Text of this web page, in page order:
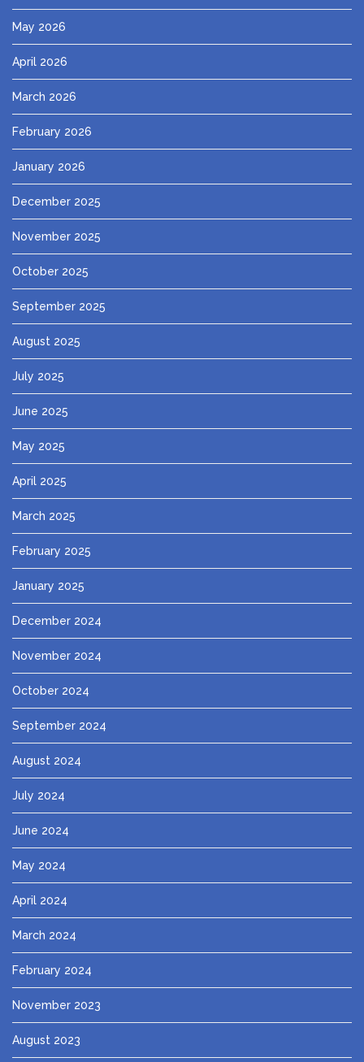
May 2026
April 2026
March 2026
February 2026
January 2026
December 2025
November 2025
October 2025
September 2025
August 2025
July 2025
June 2025
May 2025
April 2025
March 2025
February 2025
January 2025
December 2024
November 2024
October 2024
September 2024
August 2024
July 2024
June 2024
May 2024
April 2024
March 2024
February 2024
November 2023
August 2023